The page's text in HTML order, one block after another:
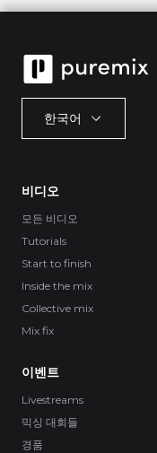
한국어
비디오
모든 비디오
Tutorials
Start to finish
Inside the mix
Collective mix
Mix fix
이벤트
Livestreams
믹싱 대회들
경품